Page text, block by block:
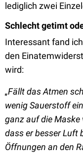
lediglich zwei
Schlecht getimt
Interessant fand
den
wird:
„Fällt das Atmen
wenig Sauerstoff
ganz auf die
dass er besser Luft
Öffnungen an den